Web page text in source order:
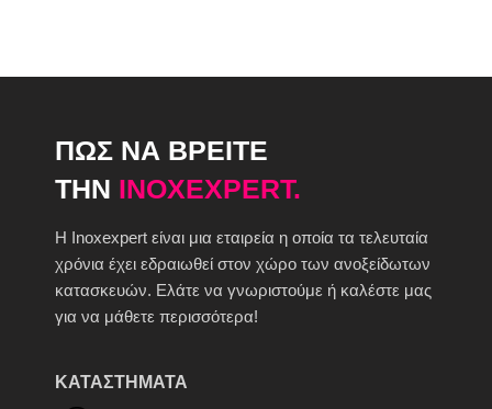
ΠΩΣ ΝΑ ΒΡΕΙΤΕ
ΤΗΝ INOXEXPERT.
H Inoxexpert είναι μια εταιρεία η οποία τα τελευταία
χρόνια έχει εδραιωθεί στον χώρο των ανοξείδωτων
κατασκευών. Ελάτε να γνωριστούμε ή καλέστε μας
για να μάθετε περισσότερα!
ΚΑΤΑΣΤΗΜΑΤΑ